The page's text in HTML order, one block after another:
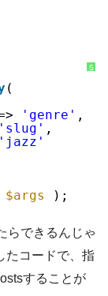
S
い
(
'genre' ,
'slug' ,
'jazz'
$args );
らできるんじゃ
たコードで、指
することが